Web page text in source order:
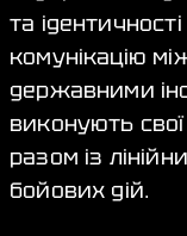
та
комунікацію
державними
виконують
разом із
бойових дій.